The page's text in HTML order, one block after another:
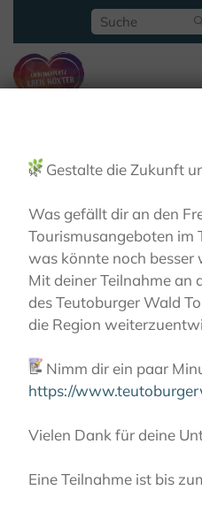
AKTIVITÄTEN
🌿 Gestalte die Zukunft
Was gefällt dir an den
Tourismusangeboten im
was könnte noch besser
Mit deiner Teilnahme an
des Teutoburger Wald
die Region
📝 Nimm dir ein paar
https://
Vielen Dank für deine
Eine Teilnahme ist bis